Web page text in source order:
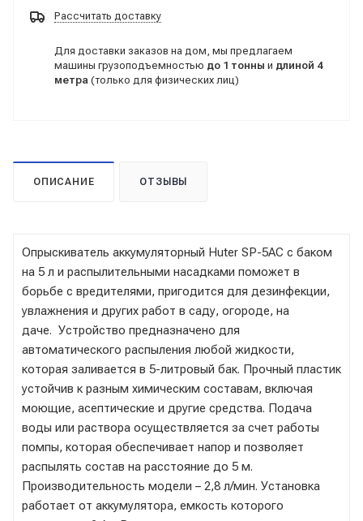
Рассчитать доставку
Для доставки заказов на дом, мы предлагаем
машины грузоподъемностью до 1 тонны и длиной 4
метра (только для физических лиц)
ОПИСАНИЕ ОТЗЫВЫ
Опрыскиватель аккумуляторный Huter SP-5AC с баком
на 5 л и распылительными насадками поможет в
борьбе с вредителями, пригодится для дезинфекции,
увлажнения и других работ в саду, огороде, на
даче. Устройство предназначено для
автоматического распыления любой жидкости,
которая заливается в 5-литровый бак. Прочный пластик
устойчив к разным химическим составам, включая
моющие, асептические и другие средства. Подача
воды или раствора осуществляется за счет работы
помпы, которая обеспечивает напор и позволяет
распылять состав на расстояние до 5 м.
Производительность модели – 2,8 л/мин. Установка
работает от аккумулятора, емкость которого